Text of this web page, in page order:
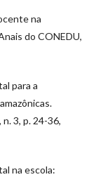
na
do CONEDU,
para a
3, p. 24-36,
na escola: